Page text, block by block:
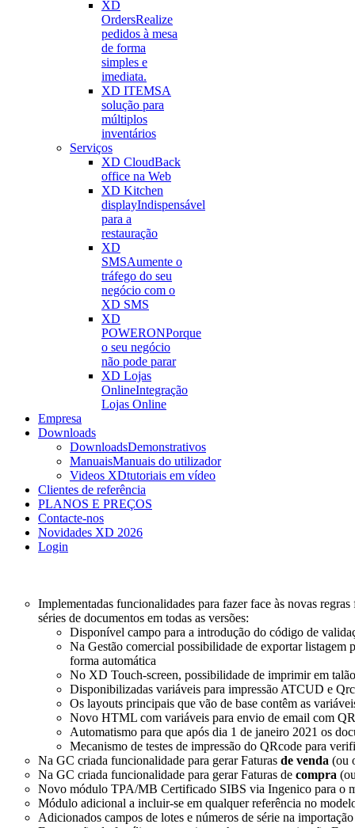
XD
OrdersRealize
pedidos à mesa
de forma
simples e
imediata.
XD ITEMSA
solução para
múltiplos
inventários
Serviços
XD CloudBack
office na Web
XD Kitchen
displayIndispensável
para a
restauração
XD
SMSAumente o
tráfego do seu
negócio com o
XD SMS
XD
POWERONPorque
o seu negócio
não pode parar
XD Lojas
OnlineIntegração
Lojas Online
Empresa
Downloads
DownloadsDemonstrativos
ManuaisManuais do utilizador
Videos XDtutoriais em vídeo
Clientes de referência
PLANOS E PREÇOS
Contacte-nos
Novidades XD 2026
Login
Implementadas funcionalidades para fazer face às novas
séries de documentos em todas as versões:
Disponível campo para a introdução do código de
Na Gestão comercial possibilidade de exportar listagem
forma automática
No XD Touch-screen, possibilidade de imprimir em
Disponibilizadas variáveis para impressão ATCUD e
Os layouts principais que vão de base contêm as
Novo HTML com variáveis para envio de email com
Automatismo para que após dia 1 de janeiro 2021 os
Mecanismo de testes de impressão do QRcode para
Na GC criada funcionalidade para gerar Faturas de venda (ou
Na GC criada funcionalidade para gerar Faturas de compra
Novo módulo TPA/MB Certificado SIBS via Ingenico para o
Módulo adicional a incluir-se em qualquer referência no
Adicionados campos de lotes e números de série na